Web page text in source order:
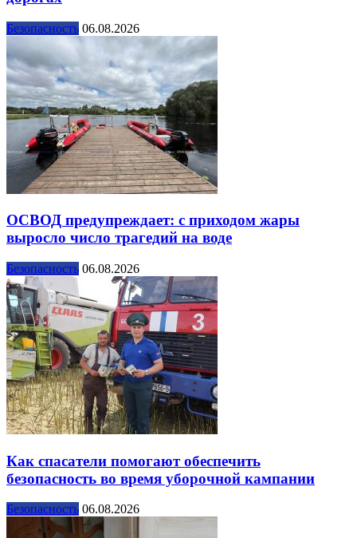
Безопасность 06.08.2026
ОСВОД предупреждает: с приходом жары
выросло число трагедий на воде
Безопасность 06.08.2026
Как спасатели помогают обеспечить
безопасность во время уборочной кампании
Безопасность 06.08.2026